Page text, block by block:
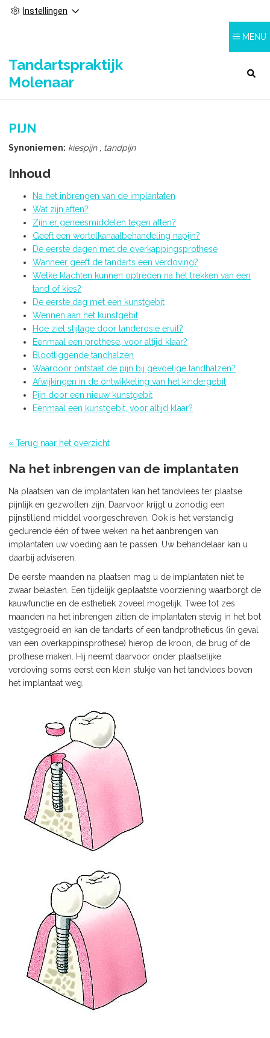
Instellingen
Tandartspraktijk
Molenaar
MENU
PIJN
Synoniemen: kiespijn, tandpijn
Inhoud
Na het inbrengen van de implantaten
Wat zijn aften?
Zijn er geneesmiddelen tegen aften?
Geeft een wortelkanaalbehandeling napijn?
De eerste dagen met de overkappingsprothese
Wanneer geeft de tandarts een verdoving?
Welke klachten kunnen optreden na het trekken van een
tand of kies?
De eerste dag met een kunstgebit
Wennen aan het kunstgebit
Hoe ziet slijtage door tanderosie eruit?
Eenmaal een prothese, voor altijd klaar?
Blootliggende tandhalzen
Waardoor ontstaat de pijn bij gevoelige tandhalzen?
Afwijkingen in de ontwikkeling van het kindergebit
Pijn door een nieuw kunstgebit
Eenmaal een kunstgebit, voor altijd klaar?
« Terug naar het overzicht
Na het inbrengen van de implantaten
Na plaatsen van de implantaten kan het tandvlees ter plaatse
pijnlijk en gezwollen zijn. Daarvoor krijgt u zonodig een
pijnstillend middel voorgeschreven. Ook is het verstandig
gedurende één of twee weken na het aanbrengen van
implantaten uw voeding aan te passen. Uw behandelaar kan u
daarbij adviseren.
De eerste maanden na plaatsen mag u de implantaten niet te
zwaar belasten. Een tijdelijk geplaatste voorziening waarborgt de
kauwfunctie en de esthetiek zoveel mogelijk. Twee tot zes
maanden na het inbrengen zitten de implantaten stevig in het bot
vastgegroeid en kan de tandarts of een tandprotheticus (in geval
van een overkappinsprothese) hierop de kroon, de brug of de
prothese maken. Hij neemt daarvoor onder plaatselijke
verdoving soms eerst een klein stukje van het tandvlees boven
het implantaat weg.